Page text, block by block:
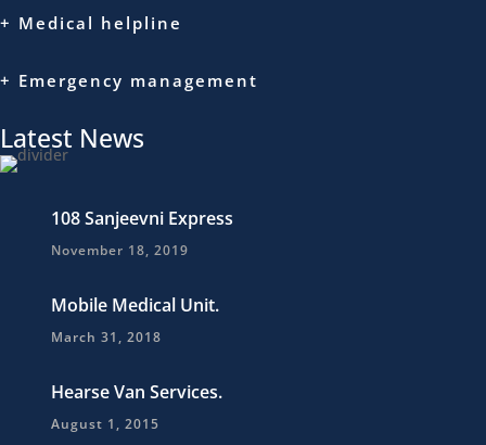
+ Medical helpline
+ Emergency management
Latest News
108 Sanjeevni Express
November 18, 2019
Mobile Medical Unit.
March 31, 2018
Hearse Van Services.
August 1, 2015